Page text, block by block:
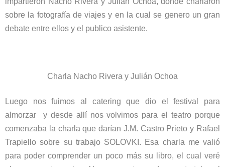
sobre la fotografía de viajes y en la cual se genero un gran
debate entre ellos y el publico asistente.
Charla Nacho Rivera y Julián Ochoa
Luego nos fuimos al catering que dio el festival para
almorzar y desde allí nos volvimos para el teatro porque
comenzaba la charla que darían J.M. Castro Prieto y Rafael
Trapiello sobre su trabajo SOLOVKI. Esa charla me valió
para poder comprender un poco más su libro, el cual veré